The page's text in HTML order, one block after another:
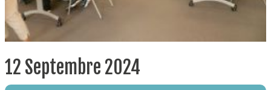
12 Septembre 2024